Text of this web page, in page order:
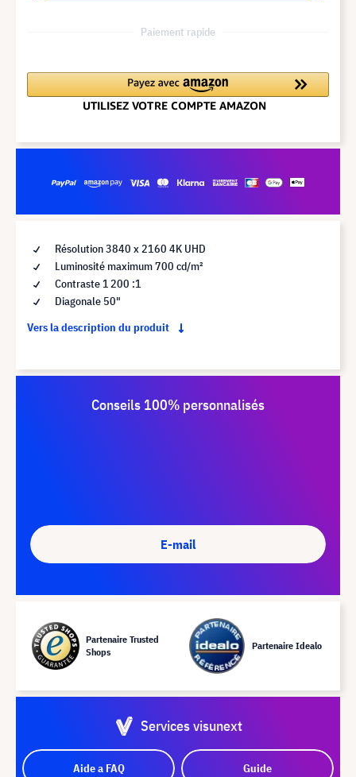
Paiement rapide
Résolution 3840 x 2160 4K UHD
Luminosité maximum 700 cd/m²
Contraste 1 200 :1
Diagonale 50"
Vers la description du produit
Conseils 100% personnalisés
E-mail
Partenaire Trusted
Shops
Partenaire Idealo
Services visunext
Aide a FAQ Guide